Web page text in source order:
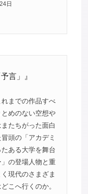
日
言」』
までの作品すべ
めのない空想や
たちがった面白
頭の「アカデミ
ある大学を舞台
の登場人物と重
現代のさまざま
こへ行くのか。